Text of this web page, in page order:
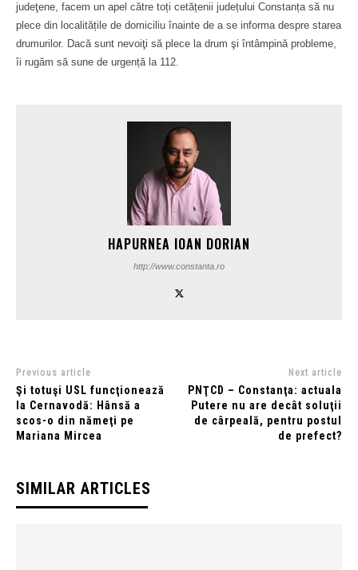
judeţene, facem un apel către toți cetățenii județului Constanța să nu
plece din localitățile de domiciliu înainte de a se informa despre starea
drumurilor. Dacă sunt nevoiţi să plece la drum şi întâmpină probleme,
îi rugăm să sune de urgență la 112.
HAPURNEA IOAN DORIAN
http://www.constanta.ro
Previous article
Şi totuşi USL funcţionează
la Cernavodă: Hânsă a
scos-o din nămeţi pe
Mariana Mircea
Next article
PNŢCD – Constanţa: actuala
Putere nu are decât soluţii
de cârpeală, pentru postul
de prefect?
SIMILAR ARTICLES